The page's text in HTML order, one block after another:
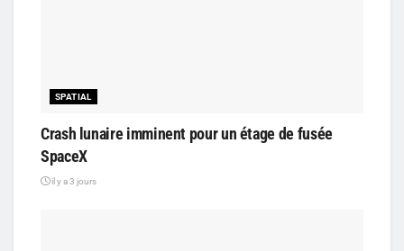
SPATIAL
Crash lunaire imminent pour un étage de fusée
SpaceX
il y a 3 jours